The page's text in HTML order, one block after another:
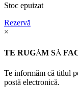
Stoc epuizat
Rezervă
×
TE RUGĂM SĂ
Te informăm că titlul
postă electronică.